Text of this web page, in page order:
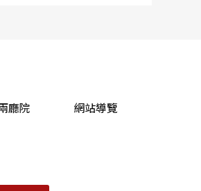
廳院 網站導覽